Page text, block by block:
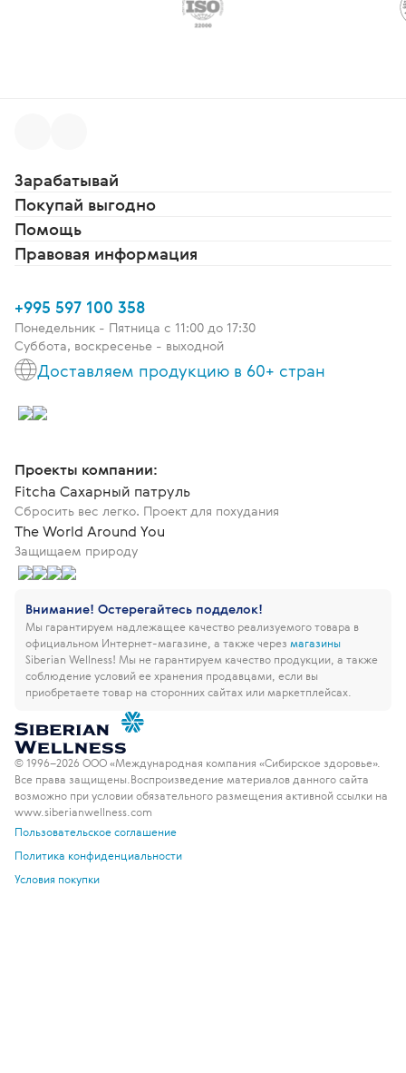
Зарабатывай
Покупай выгодно
Помощь
Правовая информация
+995 597 100 358
Понедельник - Пятница c 11:00 до 17:30
Суббота, воскресенье - выходной
Доставляем продукцию в 60+ стран
Проекты компании:
Fitcha Сахарный патруль
Сбросить вес легко. Проект для похудания
The World Around You
Защищаем природу
Внимание! Остерегайтесь подделок!
Мы гарантируем надлежащее качество реализуемого товара в
официальном Интернет-магазине, а также через магазины
Siberian Wellness! Мы не гарантируем качество продукции, а также
соблюдение условий ее хранения продавцами, если вы
приобретаете товар на сторонних сайтах или маркетплейсах.
© 1996–2026 ООО «Международная компания «Сибирское здоровье».
Все права защищены. Воспроизведение материалов данного сайта
возможно при условии обязательного размещения активной ссылки на
www.siberianwellness.com
Пользовательское соглашение
Политика конфиденциальности
Условия покупки